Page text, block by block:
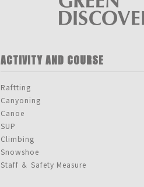
ACTIVITY AND COURSE
Raftting
Canyoning
Canoe
SUP
Climbing
Snowshoe
Staff ＆ Safety Measure